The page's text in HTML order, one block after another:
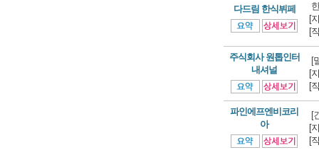
다드림 한식뷔페
[
[
주식회사 원톱인터
내셔널
[
[
[
파인에프엔비코리
아
[
[
[